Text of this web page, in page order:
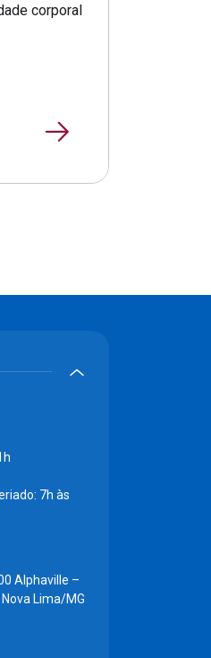
corporal
7h às
Alphaville –
Lima/MG